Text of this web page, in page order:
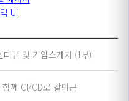
UI
뷰 및 기업스케치 (1부)
께 CI/CD로 칼퇴근